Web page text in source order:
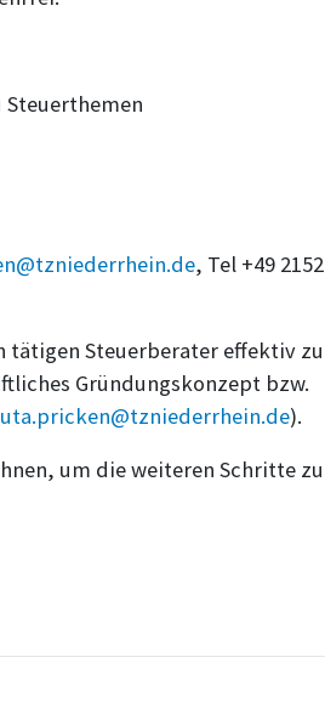
, Tel +49 2152
tätigen Steuerberater effektiv zu
Gründungskonzept bzw.
uta.pricken@tzniederrhein.de).
um die weiteren Schritte zu